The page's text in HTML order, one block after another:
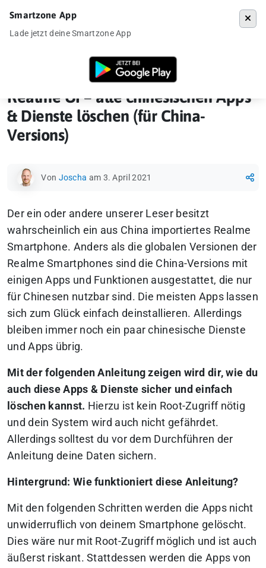
Realme UI – alle chinesischen Apps & Dienste
Realme UI – alle chinesischen Apps
& Dienste löschen (für China-
Versions)
Von Joscha am 3. April 2021
Der ein oder andere unserer Leser besitzt
wahrscheinlich ein aus China importiertes Realme
Smartphone. Anders als die globalen Versionen der
Realme Smartphones sind die China-Versions mit
einigen Apps und Funktionen ausgestattet, die nur
für Chinesen nutzbar sind. Die meisten Apps lassen
sich zum Glück einfach deinstallieren. Allerdings
bleiben immer noch ein paar chinesische Dienste
und Apps übrig.
Mit der folgenden Anleitung zeigen wird dir, wie du
auch diese Apps & Dienste sicher und einfach
löschen kannst. Hierzu ist kein Root-Zugriff nötig
und dein System wird auch nicht gefährdet.
Allerdings solltest du vor dem Durchführen der
Anleitung deine Daten sichern.
Hintergrund: Wie funktioniert diese Anleitung?
Mit den folgenden Schritten werden die Apps nicht
unwiderruflich von deinem Smartphone gelöscht.
Dies wäre nur mit Root-Zugriff möglich und ist auch
äußerst riskant. Stattdessen werden die Apps von
Smartzone App
Lade jetzt deine Smartzone App